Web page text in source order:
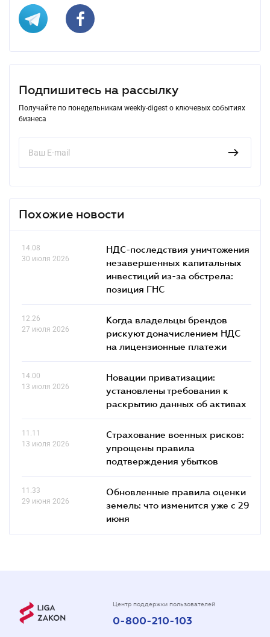
Подпишитесь на рассылку
Получайте по понедельникам weekly-digest о ключевых событиях
бизнеса
Похожие новости
14.08
30 июля 2026
НДС-последствия уничтожения
незавершенных капитальных
инвестиций из-за обстрела:
позиция ГНС
12.26
27 июля 2026
Когда владельцы брендов
рискуют доначислением НДС
на лицензионные платежи
14.00
13 июля 2026
Новации приватизации:
установлены требования к
раскрытию данных об активах
11.11
13 июля 2026
Страхование военных рисков:
упрощены правила
подтверждения убытков
11.33
29 июня 2026
Обновленные правила оценки
земель: что изменится уже с 29
июня
Центр поддержки пользователей
0-800-210-103